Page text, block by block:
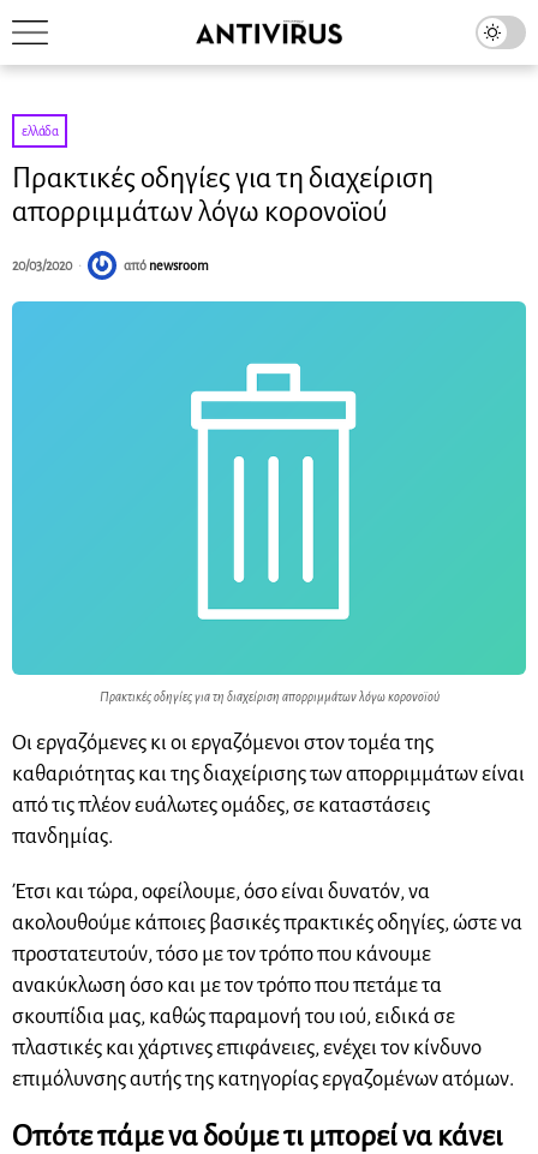
ελλάδα
Πρακτικές οδηγίες για τη διαχείριση
απορριμμάτων λόγω κορονοϊού
20/03/2020 από newsroom
Πρακτικές οδηγίες για τη διαχείριση απορριμμάτων λόγω κορονοϊού
Οι εργαζόμενες κι οι εργαζόμενοι στον τομέα της
καθαριότητας και της διαχείρισης των απορριμμάτων είναι
από τις πλέον ευάλωτες ομάδες, σε καταστάσεις
πανδημίας.
Έτσι και τώρα, οφείλουμε, όσο είναι δυνατόν, να
ακολουθούμε κάποιες βασικές πρακτικές οδηγίες, ώστε να
προστατευτούν, τόσο με τον τρόπο που κάνουμε
ανακύκλωση όσο και με τον τρόπο που πετάμε τα
σκουπίδια μας, καθώς παραμονή του ιού, ειδικά σε
πλαστικές και χάρτινες επιφάνειες, ενέχει τον κίνδυνο
επιμόλυνσης αυτής της κατηγορίας εργαζομένων ατόμων.
Οπότε πάμε να δούμε τι μπορεί να κάνει